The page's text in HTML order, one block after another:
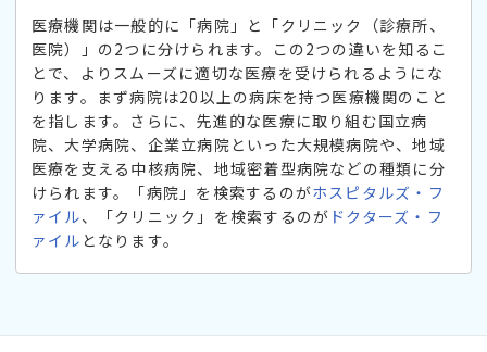
医療機関は一般的に「病院」と「クリニック（診療所、
医院）」の2つに分けられます。この2つの違いを知るこ
とで、よりスムーズに適切な医療を受けられるようにな
ります。まず病院は20以上の病床を持つ医療機関のこと
を指します。さらに、先進的な医療に取り組む国立病
院、大学病院、企業立病院といった大規模病院や、地域
医療を支える中核病院、地域密着型病院などの種類に分
けられます。「病院」を検索するのがホスピタルズ・フ
ァイル、「クリニック」を検索するのが ドクターズ・フ
ァイル となります。